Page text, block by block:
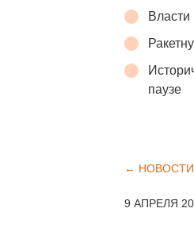
Власти
паузе
← НОВОСТИ
9 АПРЕЛЯ